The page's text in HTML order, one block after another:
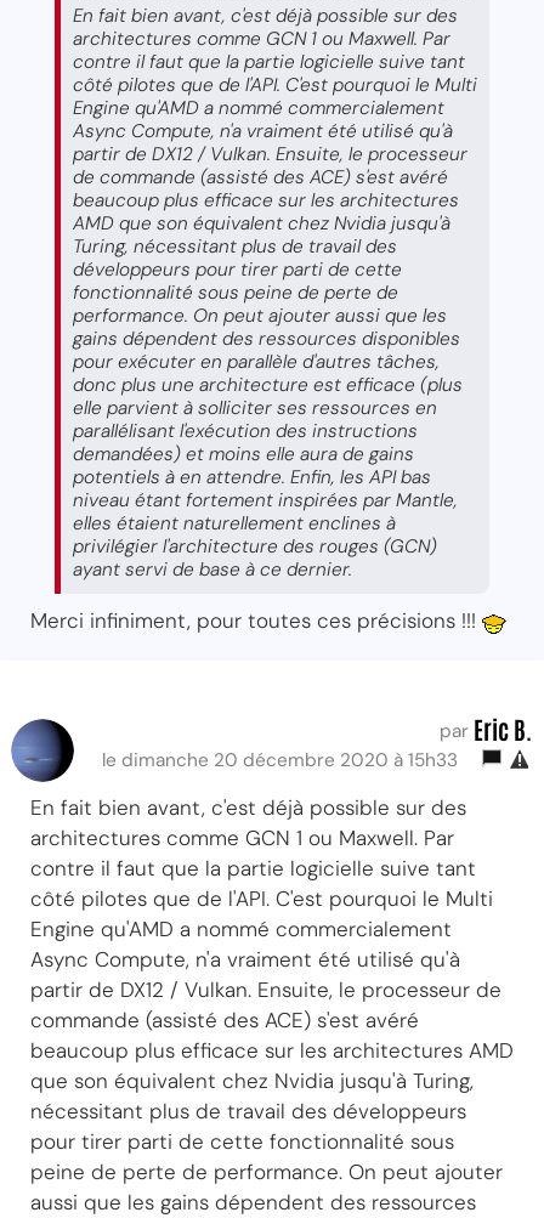
En fait bien avant, c'est déjà possible sur des
architectures comme GCN 1 ou Maxwell. Par
contre il faut que la partie logicielle suive tant
côté pilotes que de l'API. C'est pourquoi le Multi
Engine qu'AMD a nommé commercialement
Async Compute, n'a vraiment été utilisé qu'à
partir de DX12 / Vulkan. Ensuite, le processeur
de commande (assisté des ACE) s'est avéré
beaucoup plus efficace sur les architectures
AMD que son équivalent chez Nvidia jusqu'à
Turing, nécessitant plus de travail des
développeurs pour tirer parti de cette
fonctionnalité sous peine de perte de
performance. On peut ajouter aussi que les
gains dépendent des ressources disponibles
pour exécuter en parallèle d'autres tâches,
donc plus une architecture est efficace (plus
elle parvient à solliciter ses ressources en
parallélisant l'exécution des instructions
demandées) et moins elle aura de gains
potentiels à en attendre. Enfin, les API bas
niveau étant fortement inspirées par Mantle,
elles étaient naturellement enclines à
privilégier l'architecture des rouges (GCN)
ayant servi de base à ce dernier.
Merci infiniment, pour toutes ces précisions !!!
par Eric B.
le dimanche 20 décembre 2020 à 15h33
En fait bien avant, c'est déjà possible sur des
architectures comme GCN 1 ou Maxwell. Par
contre il faut que la partie logicielle suive tant
côté pilotes que de l'API. C'est pourquoi le Multi
Engine qu'AMD a nommé commercialement
Async Compute, n'a vraiment été utilisé qu'à
partir de DX12 / Vulkan. Ensuite, le processeur de
commande (assisté des ACE) s'est avéré
beaucoup plus efficace sur les architectures AMD
que son équivalent chez Nvidia jusqu'à Turing,
nécessitant plus de travail des développeurs
pour tirer parti de cette fonctionnalité sous
peine de perte de performance. On peut ajouter
aussi que les gains dépendent des ressources